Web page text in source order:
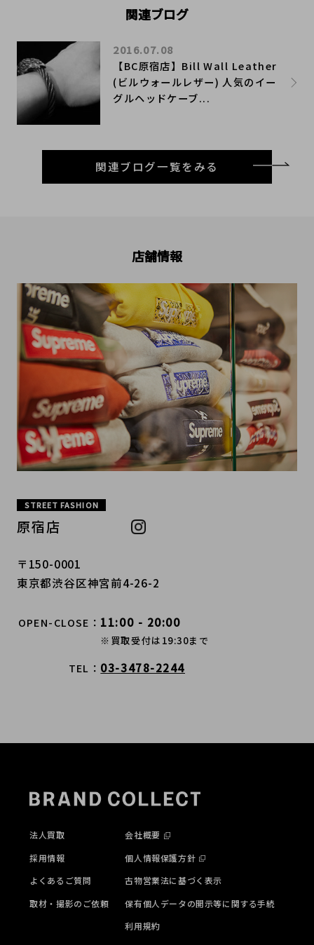
関連ブログ
【BC原宿店】Bill Wall Leather
(ビルウォールレザー) 人気のイー
グルヘッドケーブ...
2016.07.08
関連ブログ一覧をみる
店舗情報
STREET FASHION
原宿店
〒150-0001
東京都渋谷区神宮前4-26-2
OPEN-CLOSE 11:00 - 20:00
※買取受付は19:30まで
TEL 03-3478-2244
法人買取
採用情報
よくあるご質問
取材・撮影のご依頼
会社概要
個人情報保護方針
古物営業法に基づく表示
保有個人データの開示等に関する手続
利用規約